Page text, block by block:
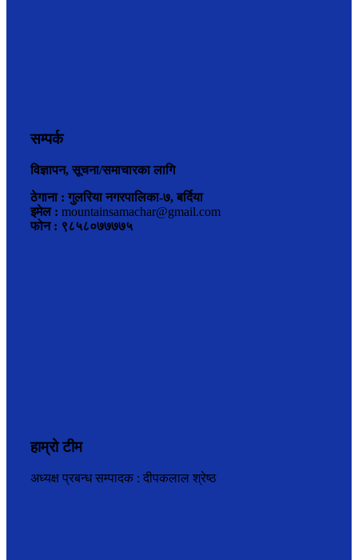
सम्पर्क
विज्ञापन, सूचना/समाचारका लागि
ठेगाना : गुलरिया नगरपालिका-७, बर्दिया
इमेल : mountainsamachar@gmail.com
फोन : ९८५८०७७७७५
हाम्रो टीम
अध्यक्ष प्रबन्ध सम्पादक : दीपकलाल श्रेष्ठ